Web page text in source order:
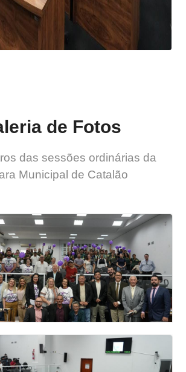
de Fotos
das sessões ordinárias da
Municipal de Catalão
ORDINÁRIA DA CÂMARA